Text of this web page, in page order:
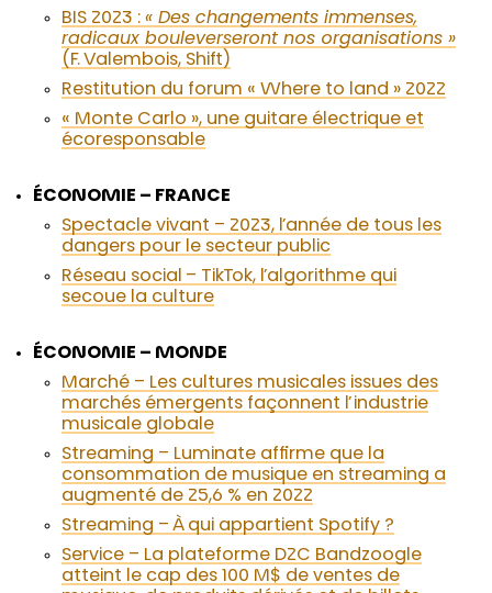
BIS 2023 : « Des changements immenses,
radicaux bouleverseront nos organisations »
(F. Valembois, Shift)
Restitution du forum « Where to land » 2022
« Monte Carlo », une guitare électrique et
écoresponsable
ÉCONOMIE – FRANCE
Spectacle vivant – 2023, l’année de tous les
dangers pour le secteur public
Réseau social – TikTok, l’algorithme qui
secoue la culture
ÉCONOMIE – MONDE
Marché – Les cultures musicales issues des
marchés émergents façonnent l’industrie
musicale globale
Streaming – Luminate affirme que la
consommation de musique en streaming a
augmenté de 25,6 % en 2022
Streaming – À qui appartient Spotify ?
Service – La plateforme D2C Bandzoogle
atteint le cap des 100 M$ de ventes de